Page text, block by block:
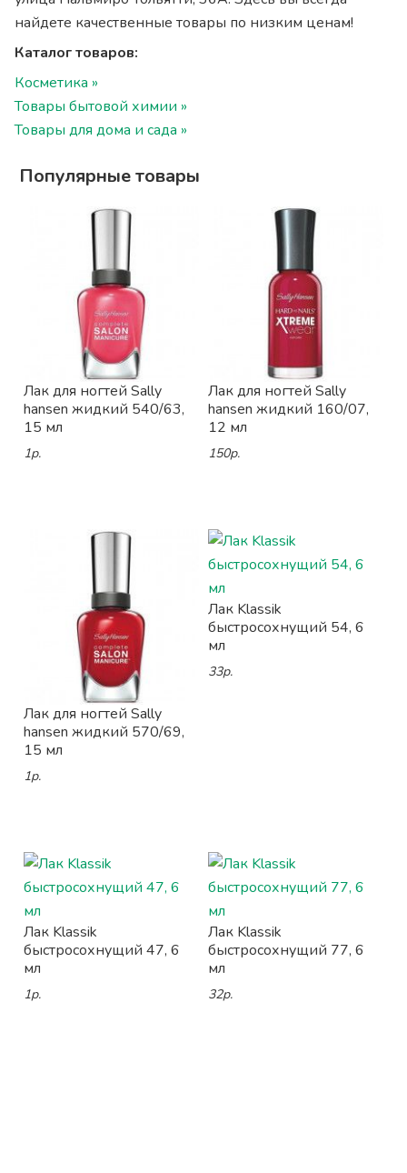
найдете качественные товары по низким ценам!
Каталог товаров:
Косметика »
Товары бытовой химии »
Товары для дома и сада »
Популярные товары
Лак для ногтей Sally
hansen жидкий 540/63,
15 мл
1р.
Лак для ногтей Sally
hansen жидкий 160/07,
12 мл
150р.
Лак для ногтей Sally
hansen жидкий 570/69,
15 мл
1р.
Лак Klassik
быстросохнущий 54, 6
мл
33р.
Лак Klassik
быстросохнущий 47, 6
мл
1р.
Лак Klassik
быстросохнущий 77, 6
мл
32р.